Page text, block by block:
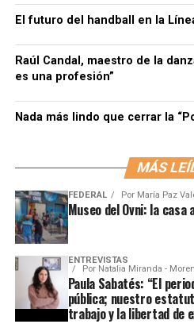
El futuro del handball en la
Raúl Candal, maestro de la
es una profesión”
Nada más lindo que cerrar la
MÁS
FEDERAL Por María Paz
Museo del Ovni: la casa
ENTREVISTAS
Por Natalia Miranda -
Paula Sabatés: “El
pública; nuestro
trabajo y la libertad de